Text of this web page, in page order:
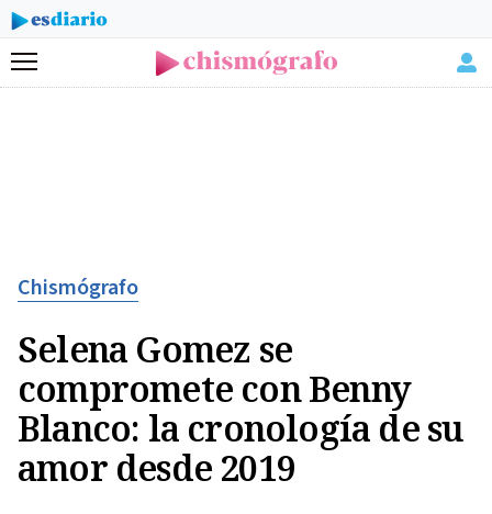
Menú
Chismógrafo
Selena Gomez se
compromete con Benny
Blanco: la cronología de su
amor desde 2019